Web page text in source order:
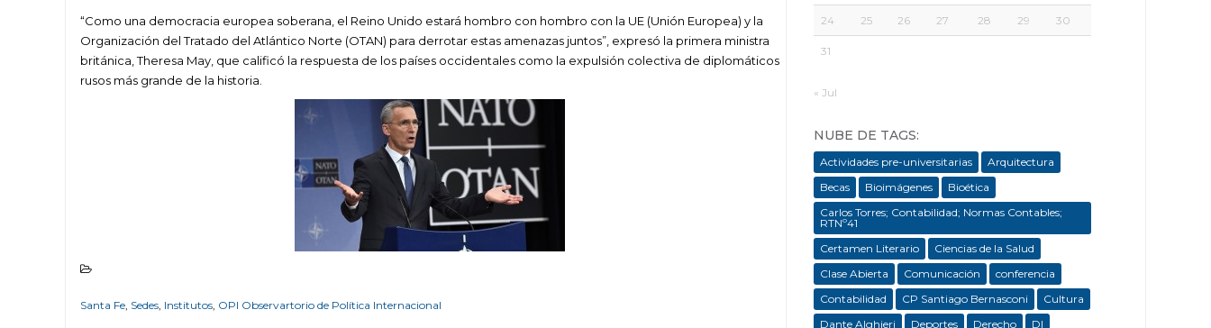
“Como una democracia europea soberana, el Reino Unido estará hombro con hombro con la UE (Unión Europea) y la
Organización del Tratado del Atlántico Norte (OTAN) para derrotar estas amenazas juntos”, expresó la primera ministra
británica, Theresa May, que calificó la respuesta de los países occidentales como la expulsión colectiva de diplomáticos
rusos más grande de la historia.
Santa Fe, Sedes, Institutos, OPI Observartorio de Política Internacional
24 25 26 27 28 29 30
31
« Jul
NUBE DE TAGS:
Actividades pre-universitarias
Arquitectura
Becas
Bioimágenes
Bioética
Carlos Torres; Contabilidad; Normas Contables;
RTNº41
Certamen Literario
Ciencias de la Salud
Clase Abierta
Comunicación
conferencia
Contabilidad
CP Santiago Bernasconi
Cultura
Dante Alghieri
Deportes Derecho
DI